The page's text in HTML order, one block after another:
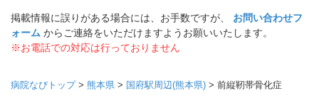
掲載情報に誤りがある場合には、お手数ですが、 お問い合わせフ
ォーム からご連絡をいただけますようお願いいたします。
※お電話での対応は行っておりません
病院なびトップ> 熊本県 > 国府駅周辺(熊本県) > 前縦靭帯骨化症